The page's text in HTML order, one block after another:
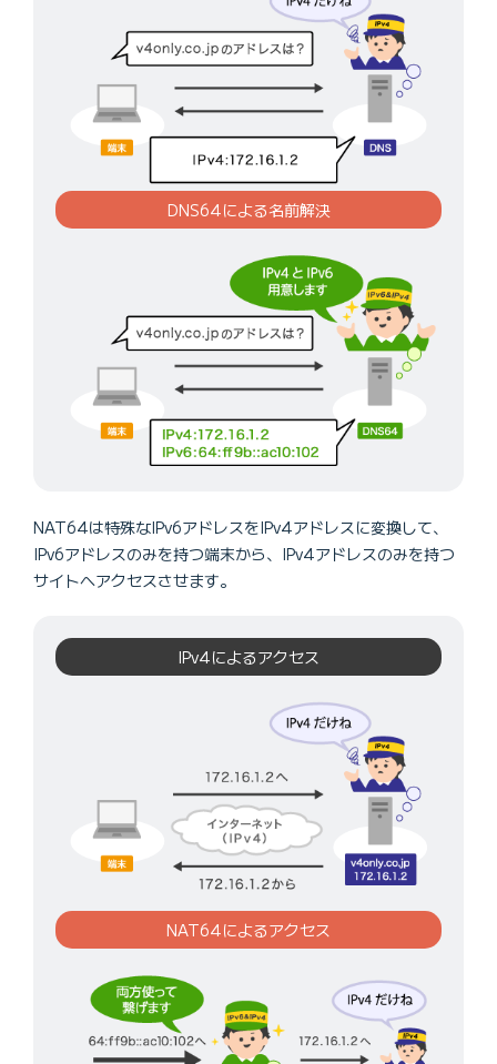
DNS64による名前解決
NAT64は特殊なIPv6アドレスをIPv4アドレスに変換して、
IPv6アドレスのみを持つ端末から、IPv4アドレスのみを持つ
サイトへアクセスさせます。
IPv4によるアクセス
NAT64によるアクセス